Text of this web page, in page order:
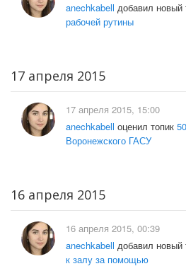
anechkabell добавил новый
рабочей рутины
17 апреля 2015
17 апреля 2015, 15:00
anechkabell оценил топик
Воронежского ГАСУ
16 апреля 2015
16 апреля 2015, 00:39
anechkabell добавил новый
к залу за помощью